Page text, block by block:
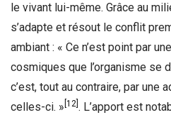
le vivant lui-même. Grâce au
s’adapte et résout le conflit
ambiant : « Ce n’est point par
cosmiques que l’organisme se
c’est, tout au contraire, par une
celles-ci. » [12] . L’apport est